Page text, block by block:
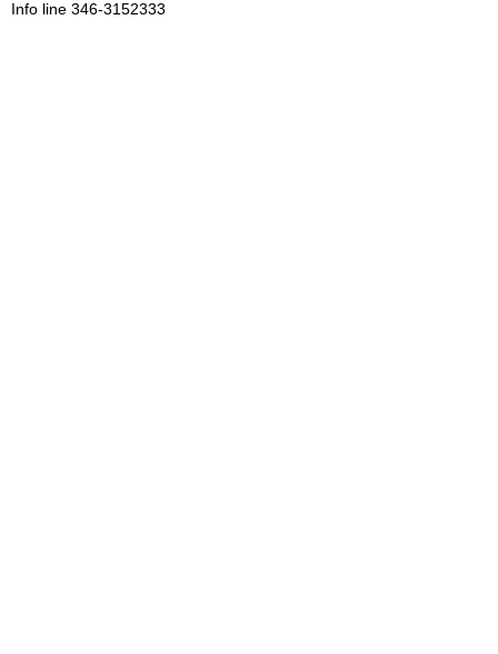
Info line 346-3152333